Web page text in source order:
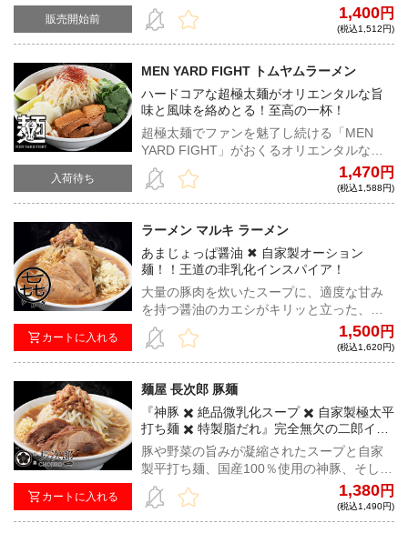
販売開始前
唯一無二のラーメンは、全国でもトップレ
ベルの実力と人気を誇る。
1,400円
(税込1,512円)
入荷待ち
MEN YARD FIGHT トムヤムラーメン
ハードコアな超極太麺がオリエンタルな旨
味と風味を絡めとる！至高の一杯！
超極太麺でファンを魅了し続ける「MEN
YARD FIGHT」がおくるオリエンタルな限
定ラーメン！アジアの息吹とハードコアな
食べ応えが凝縮された魅惑の一杯がここ
に！！
1,470円
(税込1,588円)
カートに入れる
ラーメン マルキ ラーメン
あまじょっぱ醤油 ✖︎ 自家製オーション
麺！！王道の非乳化インスパイア！
大量の豚肉を炊いたスープに、適度な甘み
を持つ醤油のカエシがキリッと立った、旨
甘非乳化豚醤油。小麦感が強く、ウェーブ
がかった細めの自家製オーション麺との悶
絶級の組み合わせをご賞味あれ。
1,500円
(税込1,620円)
カートに入れる
麺屋 長次郎 豚麺
『神豚 ✖️ 絶品微乳化スープ ✖️ 自家製極太平
打ち麺 ✖️ 特製脂だれ』完全無欠の二郎イン
スパイア
豚や野菜の旨みが凝縮されたスープと自家
製平打ち麺、国産100％使用の神豚、そして
付属の特製脂だれ。非の打ち所がない二郎
インスパイアを是非ご自宅で！
1,380円
(税込1,490円)